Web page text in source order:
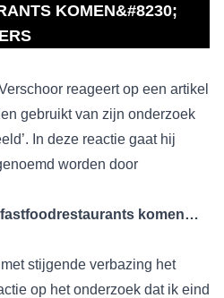
KOMEN&#8230;
reageert op een artikel
gebruikt van zijn onderzoek
In deze reactie gaat hij
worden door
fastfoodrestaurants komen…
stijgende verbazing het
op het onderzoek dat ik eind